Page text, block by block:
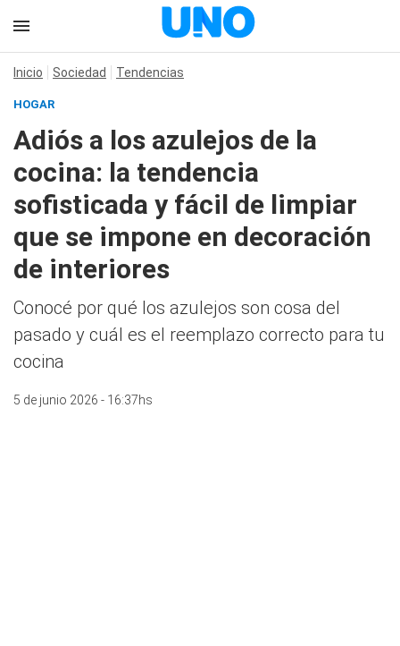
Inicio Sociedad Tendencias
HOGAR
Adiós a los azulejos de la
cocina: la tendencia
sofisticada y fácil de limpiar
que se impone en decoración
de interiores
Conocé por qué los azulejos son cosa del
pasado y cuál es el reemplazo correcto para tu
cocina
5 de junio 2026 - 16:37hs